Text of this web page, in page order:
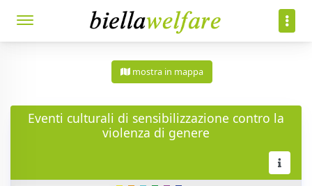
mostra in mappa
Eventi culturali di sensibilizzazione contro la
violenza di genere